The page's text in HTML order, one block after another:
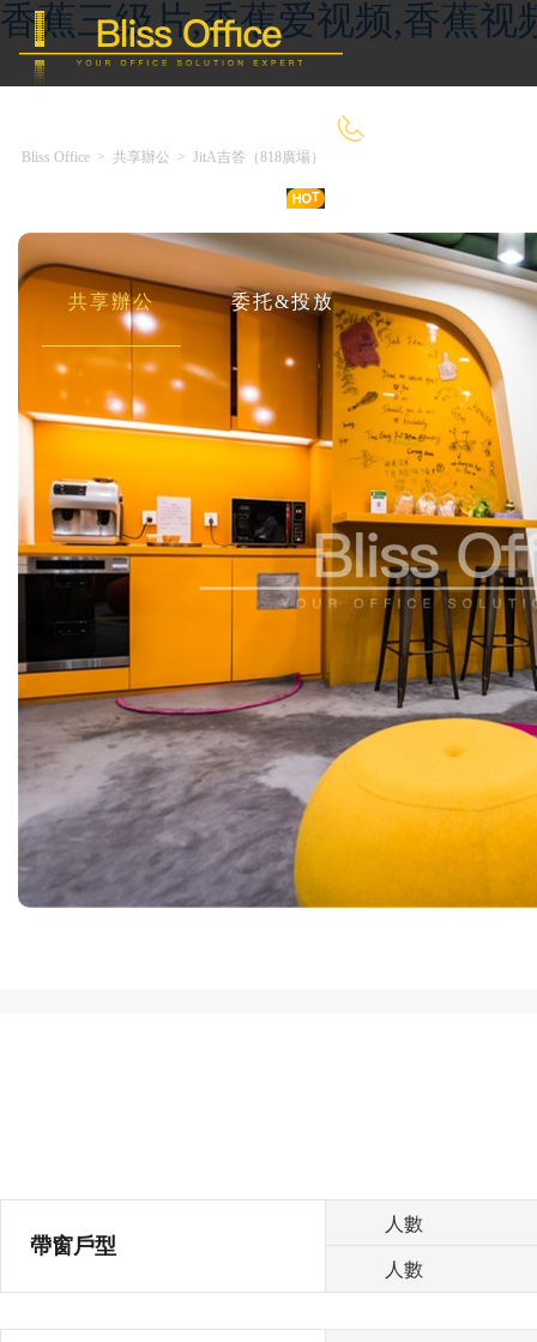
香蕉三级片,香蕉爱视频,香蕉视
共享辦公 委托&投放
Bliss Office > 共享辦公 > JitA吉答（818廣場）
帶窗戶型
人數
人數